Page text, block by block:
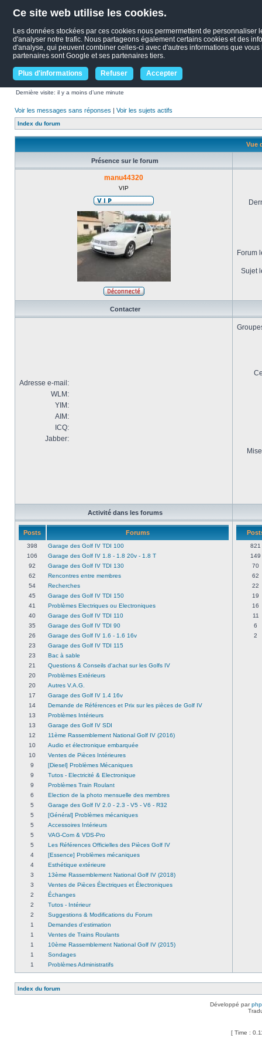
Ce site web utilise les cookies.
Les données stockées par ces cookies nous permermettent de
d'analyser notre trafic. Nous partageons également certains cookies et des
d'analyse, qui peuvent combiner celles-ci avec d'autres informations que
partenaires sont Google et ses partenaires tiers.
Plus d'informations Refuser Accepter
Dernière visite: il y a moins d’une minute
Voir les messages sans réponses | Voir les sujets actifs
Index du forum
Vue
Présence sur le forum
manu44320
VIP
Forum
Sujet
Contacter
Adresse e-mail:
WLM:
YIM:
AIM:
ICQ:
Jabber:
Activité dans les forums
Posts Forums
398
Garage des Golf IV TDI 100
106
Garage des Golf IV 1.8 - 1.8 20v - 1.8 T
92
Garage des Golf IV TDI 130
62
Rencontres entre membres
54
Recherches
45
Garage des Golf IV TDI 150
41
Problèmes Electriques ou Electroniques
40
Garage des Golf IV TDI 110
35
Garage des Golf IV TDI 90
26
Garage des Golf IV 1.6 - 1.6 16v
23
Garage des Golf IV TDI 115
23
Bac à sable
21
Questions & Conseils d'achat sur les Golfs IV
20
Problèmes Extérieurs
20
Autres V.A.G.
17
Garage des Golf IV 1.4 16v
14
Demande de Références et Prix sur les pièces de Golf IV
13
Problèmes Intérieurs
13
Garage des Golf IV SDI
12
11ème Rassemblement National Golf IV (2016)
10
Audio et électronique embarquée
10
Ventes de Pièces Intérieures
9
[Diesel] Problèmes Mécaniques
9
Tutos - Electricité & Electronique
9
Problèmes Train Roulant
6
Election de la photo mensuelle des membres
5
Garage des Golf IV 2.0 - 2.3 - V5 - V6 - R32
5
[Général] Problèmes mécaniques
5
Accessoires Intérieurs
5
VAG-Com & VDS-Pro
5
Les Références Officielles des Pièces Golf IV
4
[Essence] Problèmes mécaniques
4
Esthétique extérieure
3
13ème Rassemblement National Golf IV (2018)
3
Ventes de Pièces Électriques et Électroniques
2
Échanges
2
Tutos - Intérieur
2
Suggestions & Modifications du Forum
1
Demandes d'estimation
1
Ventes de Trains Roulants
1
10ème Rassemblement National Golf IV (2015)
1
Sondages
1
Problèmes Administratifs
821
149
70
62
22
19
16
11
6
2
Index du forum
Développé par
[ Time :